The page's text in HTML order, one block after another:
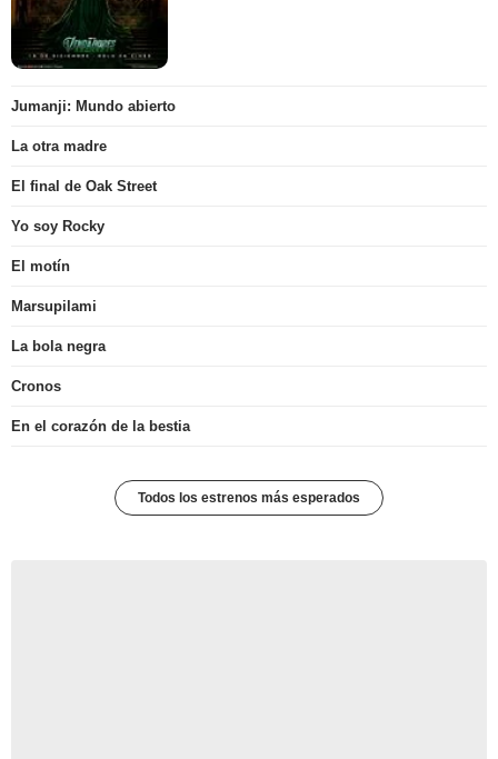
Jumanji: Mundo abierto
La otra madre
El final de Oak Street
Yo soy Rocky
El motín
Marsupilami
La bola negra
Cronos
En el corazón de la bestia
Todos los estrenos más esperados